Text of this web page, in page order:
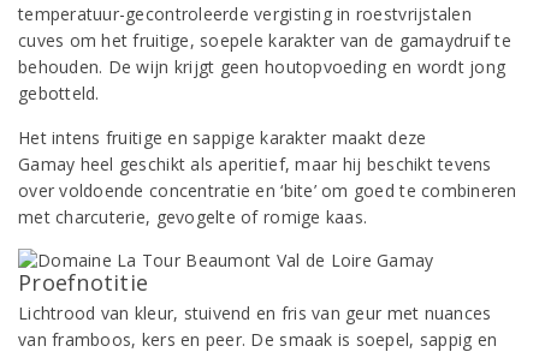
temperatuur-gecontroleerde vergisting in roestvrijstalen
cuves om het fruitige, soepele karakter van de gamaydruif te
behouden. De wijn krijgt geen houtopvoeding en wordt jong
gebotteld.
Het intens fruitige en sappige karakter maakt deze
Gamay heel geschikt als aperitief, maar hij beschikt tevens
over voldoende concentratie en ‘bite’ om goed te combineren
met charcuterie, gevogelte of romige kaas.
Proefnotitie
Lichtrood van kleur, stuivend en fris van geur met nuances
van framboos, kers en peer. De smaak is soepel, sappig en